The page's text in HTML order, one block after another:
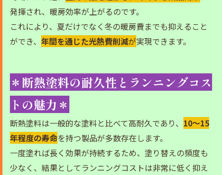
発揮され、暖房効率が上がるのです。
これにより、夏だけでなく冬の暖房費までも抑えること
ができ、 年間を通じた光熱費削減が実現できます。
＊断熱塗料の耐久性とランニングコス
トの魅力＊
断熱塗料は一般的な塗料と比べて高耐久であり、 10〜15
年程度の寿命を持つ製品が多数存在します。
一度塗れば長く効果が持続するため、塗り替えの頻度も
少なく、結果としてランニングコストは非常に低く抑え